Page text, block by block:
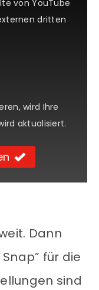
von YouTube
dritten
wird Ihre
aktualisiert.
Dann
für die
sind